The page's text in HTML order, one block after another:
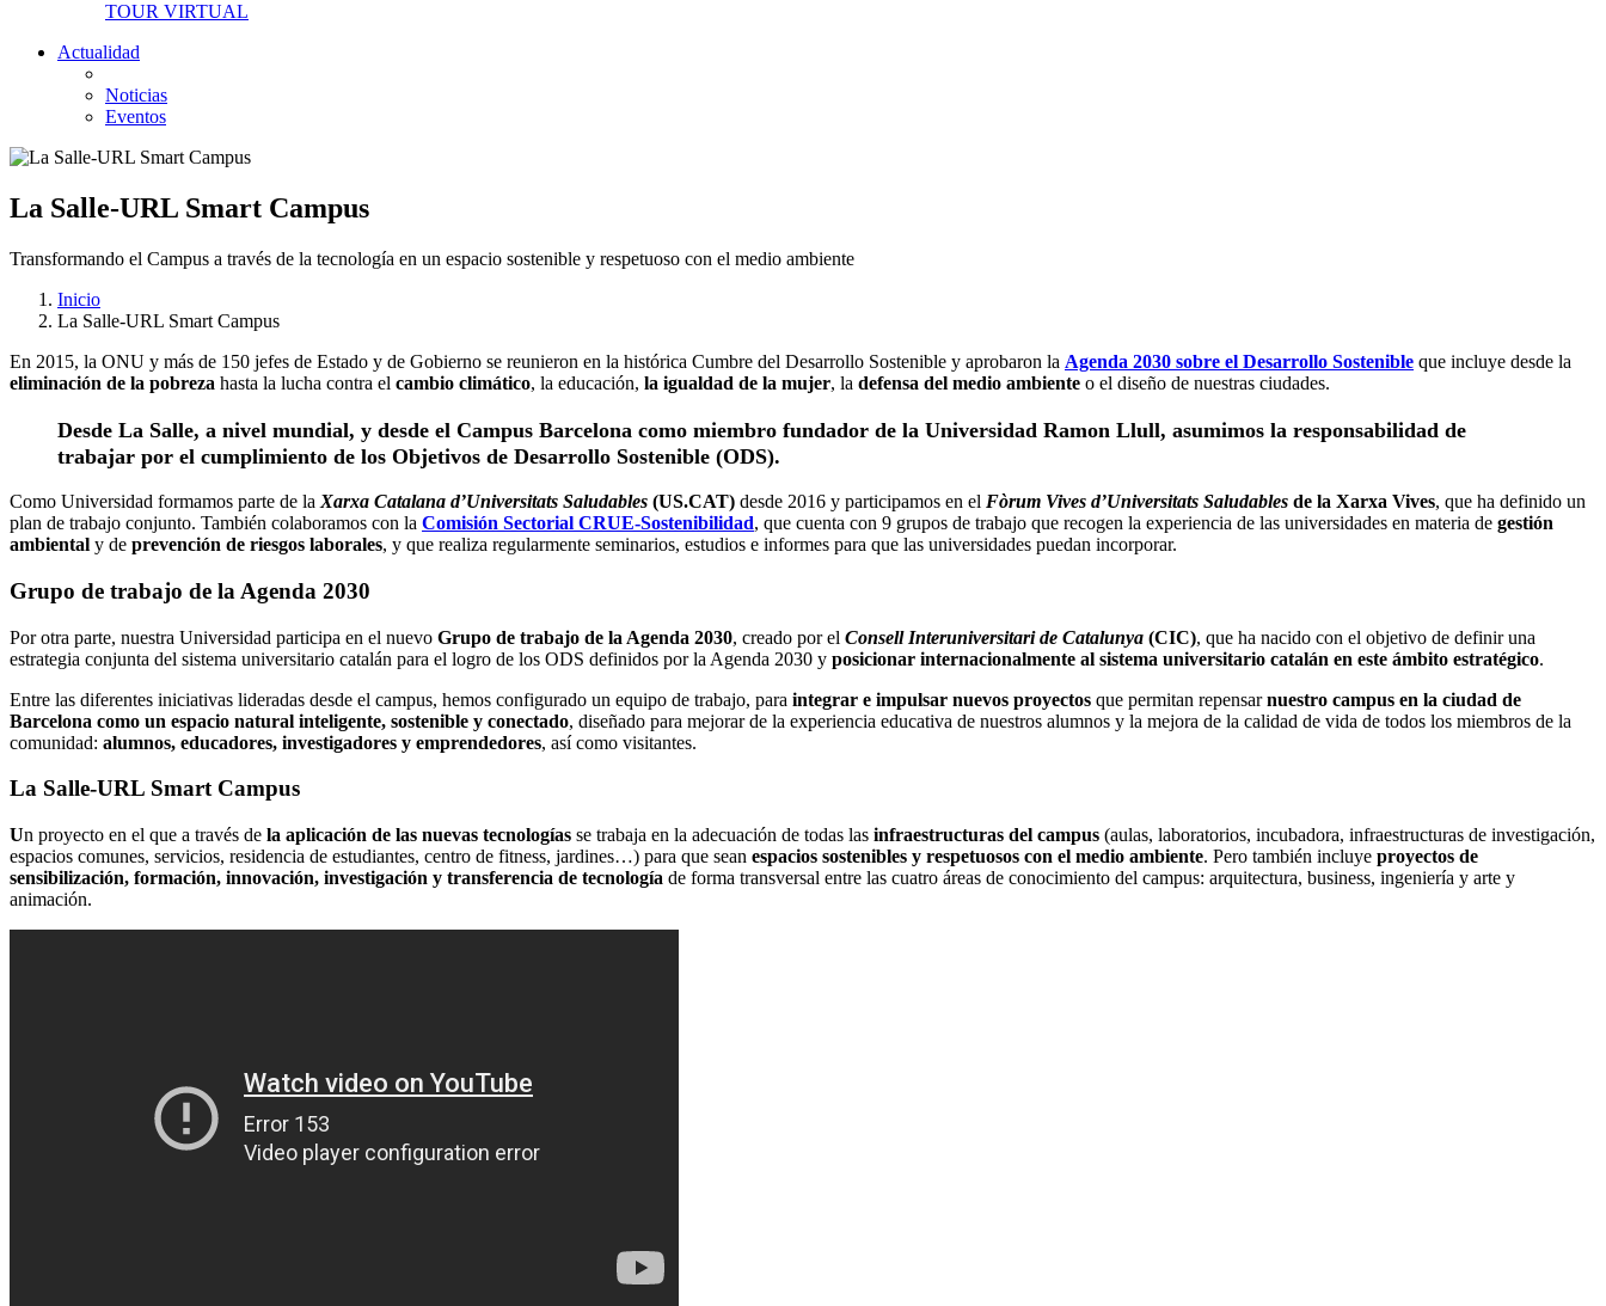
TOUR VIRTUAL
Actualidad
Noticias
Eventos
La Salle-URL Smart Campus
Transformando el Campus a través de la tecnología en un espacio sostenible y respetuoso con el medio ambiente
Inicio
La Salle-URL Smart Campus
En 2015, la ONU y más de 150 jefes de Estado y de Gobierno se reunieron en la histórica Cumbre del Desarrollo Sostenible y aprobaron la Agenda 2030 sobre el Desarrollo Sostenible que incluye desde la
eliminación de la pobreza hasta la lucha contra el cambio climático, la educación, la igualdad de la mujer, la defensa del medio ambiente o el diseño de nuestras ciudades.
Desde La Salle, a nivel mundial, y desde el Campus Barcelona como miembro fundador de la Universidad Ramon Llull, asumimos la responsabilidad de
trabajar por el cumplimiento de los Objetivos de Desarrollo Sostenible (ODS).
Como Universidad formamos parte de la Xarxa Catalana d’Universitats Saludables (US.CAT) desde 2016 y participamos en el Fòrum Vives d’Universitats Saludables de la Xarxa Vives, que ha definido un
plan de trabajo conjunto. También colaboramos con la Comisión Sectorial CRUE-Sostenibilidad, que cuenta con 9 grupos de trabajo que recogen la experiencia de las universidades en materia de gestión
ambiental y de prevención de riesgos laborales, y que realiza regularmente seminarios, estudios e informes para que las universidades puedan incorporar.
Grupo de trabajo de la Agenda 2030
Por otra parte, nuestra Universidad participa en el nuevo Grupo de trabajo de la Agenda 2030, creado por el Consell Interuniversitari de Catalunya (CIC), que ha nacido con el objetivo de definir una
estrategia conjunta del sistema universitario catalán para el logro de los ODS definidos por la Agenda 2030 y posicionar internacionalmente al sistema universitario catalán en este ámbito estratégico.
Entre las diferentes iniciativas lideradas desde el campus, hemos configurado un equipo de trabajo, para integrar e impulsar nuevos proyectos que permitan repensarnuestro campus en la ciudad de
Barcelona como un espacio natural inteligente, sostenible y conectado, diseñado para mejorar de la experiencia educativa de nuestros alumnos y la mejora de la calidad de vida de todos los miembros de la
comunidad: alumnos, educadores, investigadores y emprendedores, así como visitantes.
La Salle-URL Smart Campus
Un proyecto en el que a través de la aplicación de las nuevas tecnologías se trabaja en la adecuación de todas las infraestructuras del campus (aulas, laboratorios, incubadora, infraestructuras de investigación,
espacios comunes, servicios, residencia de estudiantes, centro de fitness, jardines…) para que sean espacios sostenibles y respetuosos con el medio ambiente. Pero también incluye proyectos de
sensibilización, formación, innovación, investigación y transferencia de tecnología de forma transversal entre las cuatro áreas de conocimiento del campus: arquitectura, business, ingeniería y arte y
animación.